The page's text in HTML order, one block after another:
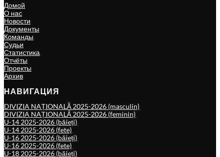
Домой
О нас
Новости
Документы
Команды
Судьи
Статистика
Отчёты
Проекты
Архив
НАВИГАЦИЯ
DIVIZIA NAȚIONALĂ 2025-2026 (masculin)
DIVIZIA NAȚIONALĂ 2025-2026 (feminin)
U-14 2025-2026 (băieți)
U-14 2025-2026 (fete)
U-16 2025-2026 (băieți)
U-16 2025-2026 (fete)
U-18 2025-2026 (băieți)